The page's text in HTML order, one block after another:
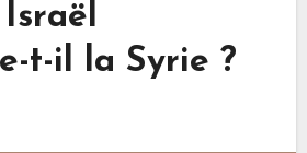
t-il la Syrie ?